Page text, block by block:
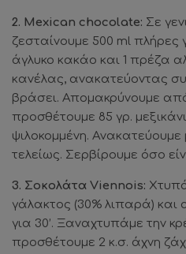
2. Mexican chocolate: Σε
ζεσταίνουμε 500 ml πλήρες
άγλυκο κακάο και 1 πρέζα
κανέλας, ανακατεύοντας
βράσει. Απομακρύνουμε
προσθέτουμε 85 γρ.
ψιλοκομμένη. Ανακατεύουμε
τελείως. Σερβίρουμε όσο
3. Σοκoλάτα Viennois:
γάλακτος (30% λιπαρά) και
για 30’. Ξαναχτυπάμε την
προσθέτουμε 2 κ.σ. άχνη